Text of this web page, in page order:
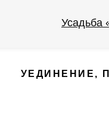
Усадьба
УЕДИНЕНИЕ,